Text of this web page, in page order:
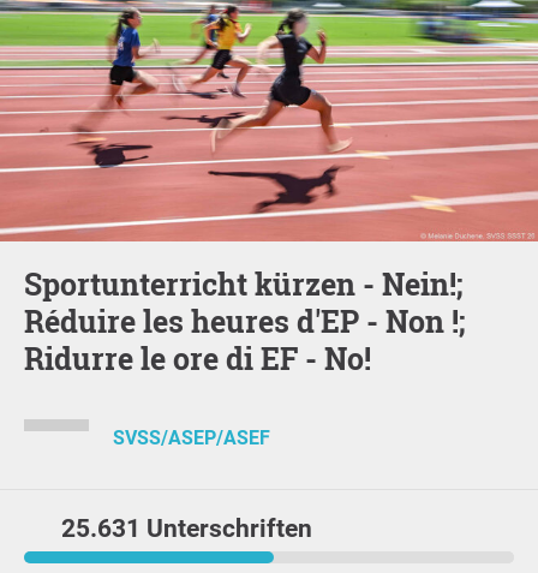
Sportunterricht kürzen - Nein!;
Réduire les heures d'EP - Non !;
Ridurre le ore di EF - No!
SVSS/ASEP/ASEF
25.631 Unterschriften